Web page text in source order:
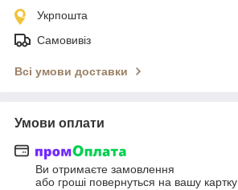
Укрпошта
Самовивіз
Всі умови доставки
Умови оплати
Ви отримаєте замовлення
або гроші повернуться на вашу картку